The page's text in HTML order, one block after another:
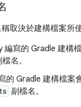
取決於建構檔案所
編寫的 Gradle 建構
名。
的 Gradle 建構檔案
副檔名。